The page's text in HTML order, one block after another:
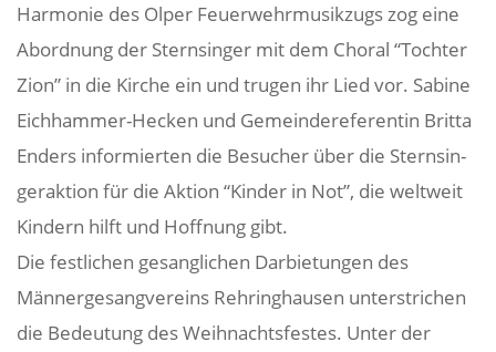
Harmonie des Olper Feuer­wehr­mu­sik­zugs zog eine
Abord­nung der Stern­singer mit dem Choral “Tochter
Zion” in die Kirche ein und trugen ihr Lied vor. Sabine
Eich­hammer-Hecken und Gemein­de­re­fe­rentin Britta
Enders infor­mierten die Besu­cher über die Stern­sin­
ger­ak­tion für die Aktion “Kinder in Not”, die welt­weit
Kindern hilft und Hoff­nung gibt.
Die fest­li­chen gesang­li­chen Darbie­tungen des
Männer­ge­sang­ver­eins Rehring­hausen unter­stri­chen
die Bedeu­tung des Weih­nachts­festes. Unter der